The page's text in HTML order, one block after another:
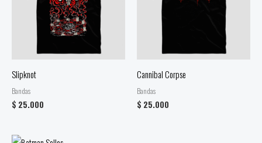
Slipknot
Bandas
$ 25.000
Cannibal Corpse
Bandas
$ 25.000